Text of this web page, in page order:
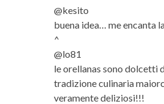
@kesito
buena idea… me encanta
^
@lo81
le orellanas sono dolcetti
tradizione culinaria
veramente deliziosi!!!